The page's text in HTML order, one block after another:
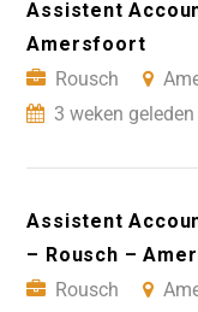
Assistent
Amersfoort
Rousch
3 weken
Assistent
– Rousch –
Rousch